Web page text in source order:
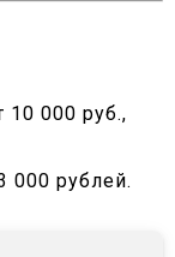
10 000 руб.,
000 рублей.